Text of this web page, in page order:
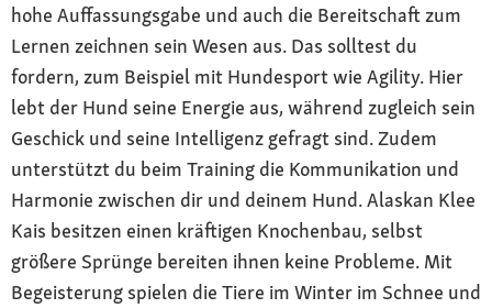
hohe Auffassungsgabe und auch die Bereitschaft zum
Lernen zeichnen sein Wesen aus. Das solltest du
fordern, zum Beispiel mit Hundesport wie Agility. Hier
lebt der Hund seine Energie aus, während zugleich sein
Geschick und seine Intelligenz gefragt sind. Zudem
unterstützt du beim Training die Kommunikation und
Harmonie zwischen dir und deinem Hund. Alaskan Klee
Kais besitzen einen kräftigen Knochenbau, selbst
größere Sprünge bereiten ihnen keine Probleme. Mit
Begeisterung spielen die Tiere im Winter im Schnee und